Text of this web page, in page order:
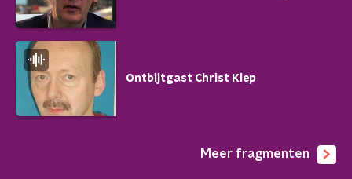
Ontbijtgast Christ Klep
Meer fragmenten